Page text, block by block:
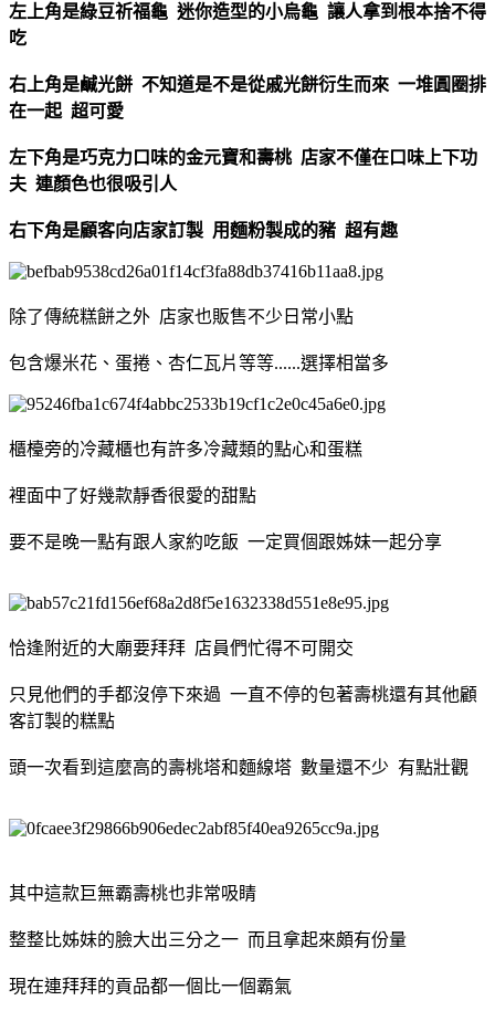
左上角是綠豆祈福龜 迷你造型的小烏龜 讓人拿到根本捨不得
吃
右上角是鹹光餅 不知道是不是從戚光餅衍生而來 一堆圓圈排
在一起 超可愛
左下角是巧克力口味的金元寶和壽桃 店家不僅在口味上下功
夫 連顏色也很吸引人
右下角是顧客向店家訂製 用麵粉製成的豬 超有趣
除了傳統糕餅之外 店家也販售不少日常小點
包含爆米花、蛋捲、杏仁瓦片等等......選擇相當多
櫃檯旁的冷藏櫃也有許多冷藏類的點心和蛋糕
裡面中了好幾款靜香很愛的甜點
要不是晚一點有跟人家約吃飯 一定買個跟姊妹一起分享
恰逢附近的大廟要拜拜 店員們忙得不可開交
只見他們的手都沒停下來過 一直不停的包著壽桃還有其他顧
客訂製的糕點
頭一次看到這麼高的壽桃塔和麵線塔 數量還不少 有點壯觀
其中這款巨無霸壽桃也非常吸睛
整整比姊妹的臉大出三分之一 而且拿起來頗有份量
現在連拜拜的貢品都一個比一個霸氣